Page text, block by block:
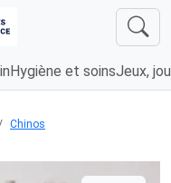
Hygiène et soinsJeux,
Chinos